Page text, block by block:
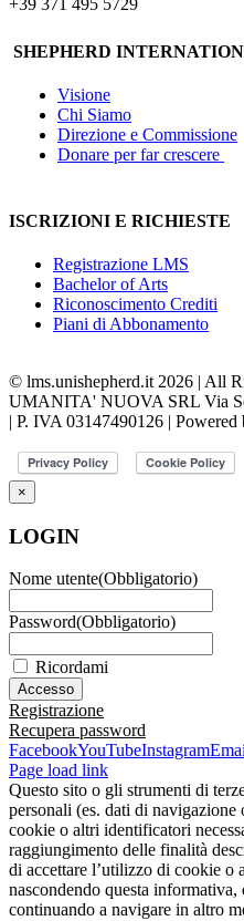
SHEPHERD
Visione
Chi Siamo
Direzione e Commissione
Donare per far crescere
ISCRIZIONI E RICHIESTE
Registrazione LMS
Bachelor of Arts
Riconoscimento Crediti
Piani di Abbonamento
© lms.unishepherd.it 2026 | All
UMANITA' NUOVA SRL Via
| P. IVA 03147490126 | Powered
×
LOGIN
Nome utente(Obbligatorio)
Password(Obbligatorio)
Ricordami
Registrazione
Recupera password
FacebookYouTubeInstagram
Page load link
Questo sito o gli strumenti di
personali (es. dati di
cookie o altri identificatori
raggiungimento delle finalità
di accettare l’utilizzo di cookie
nascondendo questa
continuando a navigare in altro